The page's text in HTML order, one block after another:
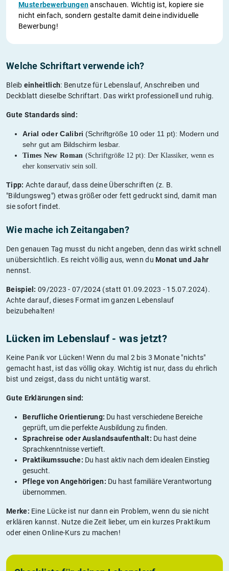
Musterbewerbungenanschauen. Wichtig ist, kopiere sie
nicht einfach, sondern gestalte damit deine individuelle
Bewerbung!
Welche Schriftart verwende ich?
Bleib einheitlich: Benutze für Lebenslauf, Anschreiben und
Deckblatt dieselbe Schriftart. Das wirkt professionell und ruhig.
Gute Standards sind:
Arial oder Calibri (Schriftgröße 10 oder 11 pt): Modern und
sehr gut am Bildschirm lesbar.
Times New Roman (Schriftgröße 12 pt): Der Klassiker, wenn es
eher konservativ sein soll.
Tipp: Achte darauf, dass deine Überschriften (z. B.
"Bildungsweg") etwas größer oder fett gedruckt sind, damit man
sie sofort findet.
Wie mache ich Zeitangaben?
Den genauen Tag musst du nicht angeben, denn das wirkt schnell
unübersichtlich. Es reicht völlig aus, wenn du Monat und Jahr
nennst.
Beispiel: 09/2023 - 07/2024 (statt 01.09.2023 - 15.07.2024).
Achte darauf, dieses Format im ganzen Lebenslauf
beizubehalten!
Lücken im Lebenslauf - was jetzt?
Keine Panik vor Lücken! Wenn du mal 2 bis 3 Monate "nichts"
gemacht hast, ist das völlig okay. Wichtig ist nur, dass du ehrlich
bist und zeigst, dass du nicht untätig warst.
Gute Erklärungen sind:
Berufliche Orientierung: Du hast verschiedene Bereiche
geprüft, um die perfekte Ausbildung zu finden.
Sprachreise oder Auslandsaufenthalt: Du hast deine
Sprachkenntnisse vertieft.
Praktikumssuche: Du hast aktiv nach dem idealen Einstieg
gesucht.
Pflege von Angehörigen: Du hast familiäre Verantwortung
übernommen.
Merke: Eine Lücke ist nur dann ein Problem, wenn du sie nicht
erklären kannst. Nutze die Zeit lieber, um ein kurzes Praktikum
oder einen Online-Kurs zu machen!